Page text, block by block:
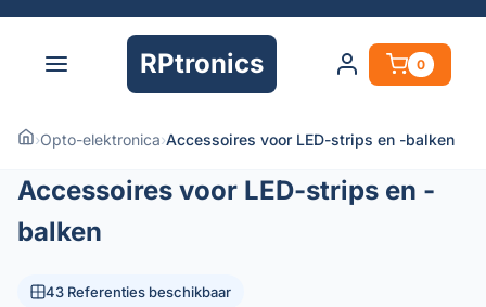
RPtronics 0
›Opto-elektronica›Accessoires voor LED-strips en -balken
Accessoires voor LED-strips en -
balken
43 Referenties beschikbaar